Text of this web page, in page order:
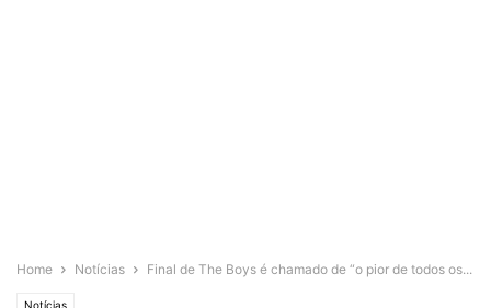
Home Notícias Final de The Boys é chamado de “o pior de todos os...
Notícias